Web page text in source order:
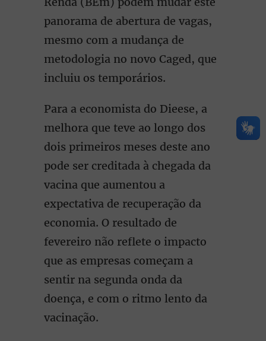
panorama de abertura de vagas,
mesmo com a mudança de
metodologia no novo Caged, que
incluiu os temporários.
Para a economista do Dieese, a
melhora que teve ao longo dos
dois primeiros meses deste ano
pode ser creditada à chegada da
vacina que aumentou a
expectativa de recuperação da
economia. O resultado de
fevereiro não reflete o impacto
que as empresas começam a
sentir na segunda onda da
doença, e com o ritmo lento da
vacinação.